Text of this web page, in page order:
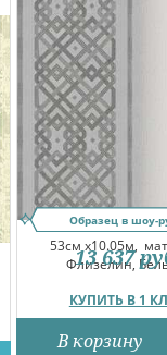
Образец в шоу-
53см x10.05м,
Флизелин,
КУПИТЬ В 1
13 637
В корзину